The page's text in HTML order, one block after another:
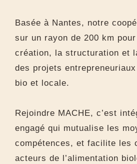
Basée à Nantes, notre
sur un rayon de 200 km
création, la structuration et
des projets
bio et locale.
Rejoindre MACHE, c’est
engagé qui mutualise les
compétences, et facilite les
acteurs de l’alimentation